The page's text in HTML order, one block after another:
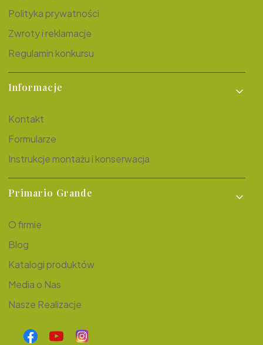
Polityka prywatności
Zwroty i reklamacje
Regulamin konkursu
Informacje
Kontakt
Formularze
Instrukcje montażu i konserwacja
Primario Grande
O firmie
Blog
Katalogi produktów
Media o Nas
Nasze Realizacje